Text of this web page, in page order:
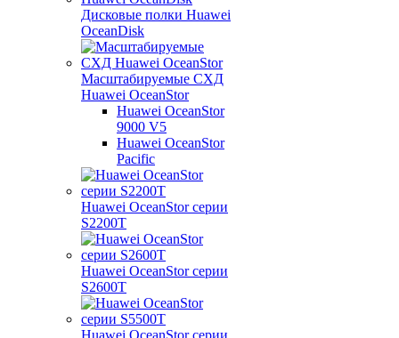
Дисковые полки Huawei
OceanDisk
Масштабируемые СХД
Huawei OceanStor
Huawei OceanStor
9000 V5
Huawei OceanStor
Pacific
Huawei OceanStor серии
S2200T
Huawei OceanStor серии
S2600T
Huawei OceanStor серии